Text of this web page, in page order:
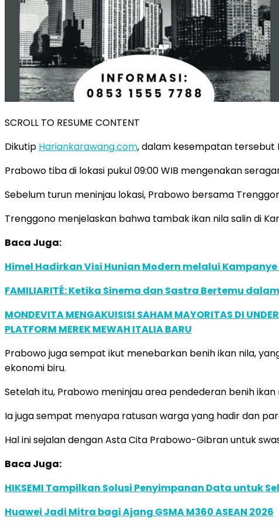
SCROLL TO RESUME CONTENT
Dikutip Hariankarawang.com, dalam kesempatan tersebut
Prabowo tiba di lokasi pukul 09:00 WIB mengenakan
Sebelum turun meninjau lokasi, Prabowo bersama
Trenggono menjelaskan bahwa tambak ikan nila salin di
Baca Juga:
Himel Hadirkan Visi Hunian Modern melalui Kampanye
FAMILIARITÉ: Ketika Sinema dan Sastra Bertemu
MONDEVITA MENGAKUISISI SAHAM MAYORITAS DI
PLATFORM MEREK MEWAH ITALIA BARU
Prabowo juga sempat ikut menebarkan benih ikan nila,
ekonomi biru.
Setelah itu, Prabowo meninjau area pendederan benih
Ia juga sempat menyapa ratusan warga yang hadir dan
Hal ini sejalan dengan Asta Cita Prabowo-Gibran untuk
Baca Juga:
HIKSEMI Tampilkan Solusi Penyimpanan Data untuk
Huawei Jadi Mitra bagi Ajang GSMA M360 ASEAN 2026